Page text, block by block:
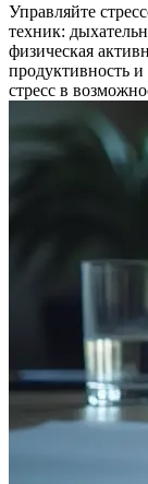
Управляйте
техник:
физическая
продуктивность и
стресс в